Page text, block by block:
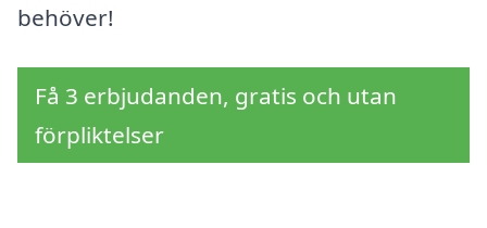
behöver!
Få 3 erbjudanden, gratis och utan
förpliktelser